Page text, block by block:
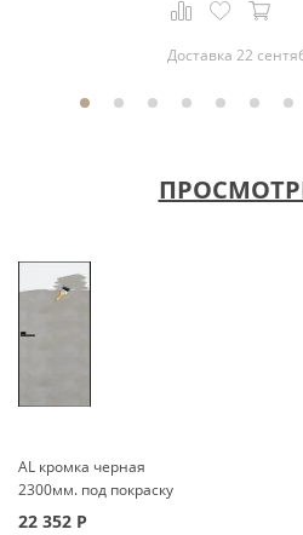
Доставка 22
AL кромка черная
2300мм. под покраску
22 352 Р